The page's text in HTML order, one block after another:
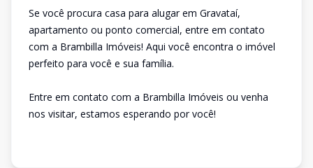
Se você procura casa para alugar em Gravataí,
apartamento ou ponto comercial, entre em contato
com a Brambilla Imóveis! Aqui você encontra o imóvel
perfeito para você e sua família.
Entre em contato com a Brambilla Imóveis ou venha
nos visitar, estamos esperando por você!